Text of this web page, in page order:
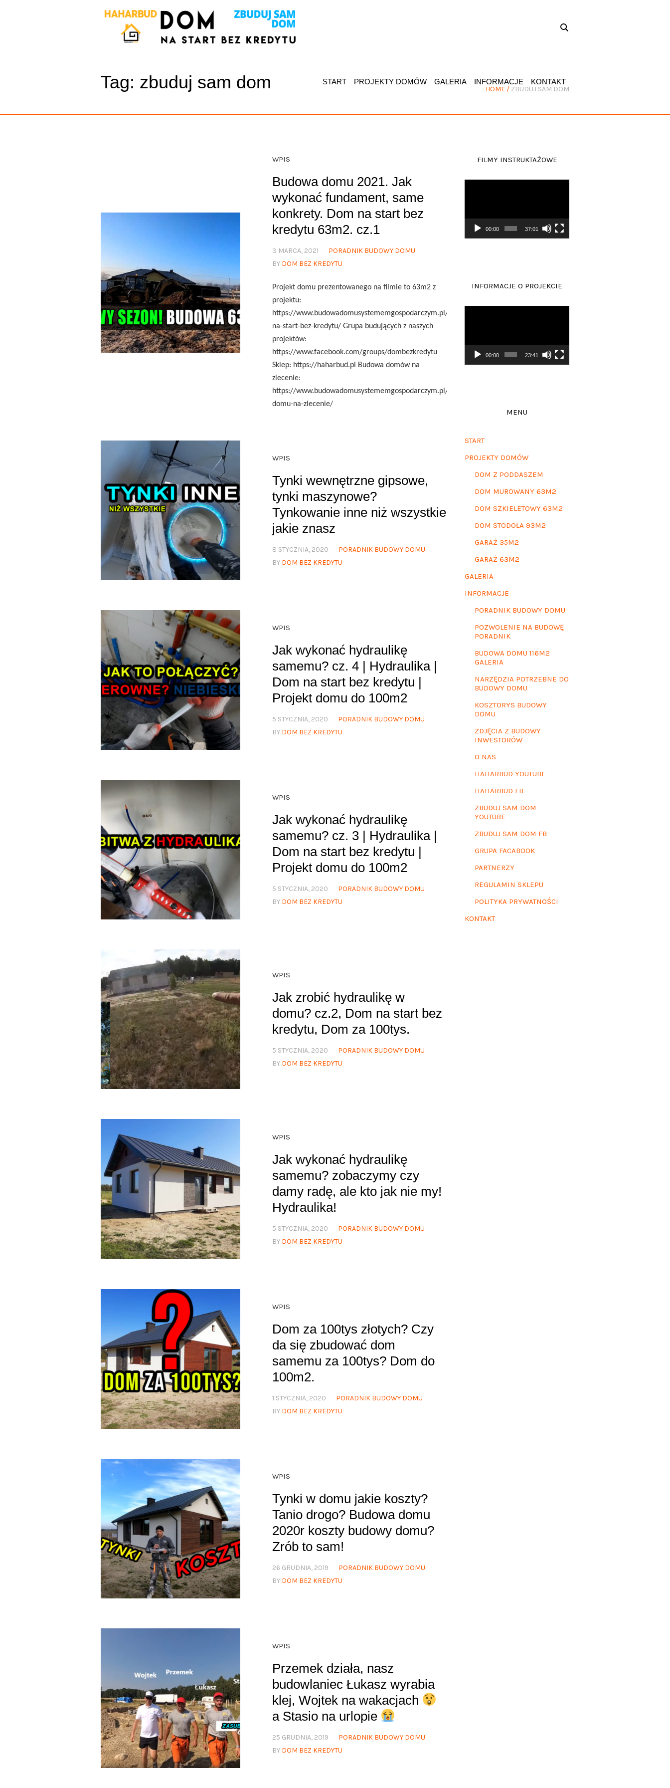
START PROJEKTY DOMÓW GALERIA INFORMACJE KONTAKT
Tag: zbuduj sam dom HOME / ZBUDUJ SAM DOM
WPIS
Budowa domu 2021. Jak
wykonać fundament, same
konkrety. Dom na start bez
kredytu 63m2. cz.1
3 MARCA, 2021
PORADNIK BUDOWY DOMU
BY DOM BEZ KREDYTU
Projekt domu prezentowanego na filmie to 63m2 z
projektu:
https://www.budowadomusystememgospodarczym.pl/projektdomu/dom-
na-start-bez-kredytu/ Grupa budujących z naszych
projektów:
https://www.facebook.com/groups/dombezkredytu
Sklep: https://haharbud.pl Budowa domów na
zlecenie:
https://www.budowadomusystememgospodarczym.pl/budowa-
domu-na-zlecenie/
WPIS
Tynki wewnętrzne gipsowe,
tynki maszynowe?
Tynkowanie inne niż wszystkie
jakie znasz
8 STYCZNIA, 2020
PORADNIK BUDOWY DOMU
BY DOM BEZ KREDYTU
WPIS
Jak wykonać hydraulikę
samemu? cz. 4 | Hydraulika |
Dom na start bez kredytu |
Projekt domu do 100m2
5 STYCZNIA, 2020
PORADNIK BUDOWY DOMU
BY DOM BEZ KREDYTU
WPIS
Jak wykonać hydraulikę
samemu? cz. 3 | Hydraulika |
Dom na start bez kredytu |
Projekt domu do 100m2
5 STYCZNIA, 2020
PORADNIK BUDOWY DOMU
BY DOM BEZ KREDYTU
WPIS
Jak zrobić hydraulikę w
domu? cz.2, Dom na start bez
kredytu, Dom za 100tys.
5 STYCZNIA, 2020
PORADNIK BUDOWY DOMU
BY DOM BEZ KREDYTU
WPIS
Jak wykonać hydraulikę
samemu? zobaczymy czy
damy radę, ale kto jak nie my!
Hydraulika!
5 STYCZNIA, 2020
PORADNIK BUDOWY DOMU
BY DOM BEZ KREDYTU
WPIS
Dom za 100tys złotych? Czy
da się zbudować dom
samemu za 100tys? Dom do
100m2.
1 STYCZNIA, 2020
PORADNIK BUDOWY DOMU
BY DOM BEZ KREDYTU
WPIS
Tynki w domu jakie koszty?
Tanio drogo? Budowa domu
2020r koszty budowy domu?
Zrób to sam!
26 GRUDNIA, 2019
PORADNIK BUDOWY DOMU
BY DOM BEZ KREDYTU
WPIS
Przemek działa, nasz
budowlaniec Łukasz wyrabia
klej, Wojtek na wakacjach
a Stasio na urlopie
25 GRUDNIA, 2019
PORADNIK BUDOWY DOMU
BY DOM BEZ KREDYTU
FILMY INSTRUKTAŻOWE
00:00 37:01
INFORMACJE O PROJEKCIE
00:00 23:41
MENU
START
PROJEKTY DOMÓW
DOM Z PODDASZEM
DOM MUROWANY 63M2
DOM SZKIELETOWY 63M2
DOM STODOŁA 93M2
GARAŻ 35M2
GARAŻ 63M2
GALERIA
INFORMACJE
PORADNIK BUDOWY DOMU
POZWOLENIE NA BUDOWĘ
PORADNIK
BUDOWA DOMU 116M2
GALERIA
NARZĘDZIA POTRZEBNE DO
BUDOWY DOMU
KOSZTORYS BUDOWY
DOMU
ZDJĘCIA Z BUDOWY
INWESTORÓW
O NAS
HAHARBUD YOUTUBE
HAHARBUD FB
ZBUDUJ SAM DOM
YOUTUBE
ZBUDUJ SAM DOM FB
GRUPA FACABOOK
PARTNERZY
REGULAMIN SKLEPU
POLITYKA PRYWATNOŚCI
KONTAKT